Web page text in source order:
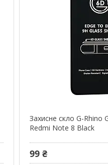
Захисне скло G-Rhino
Redmi Note 8 Black
99 ₴